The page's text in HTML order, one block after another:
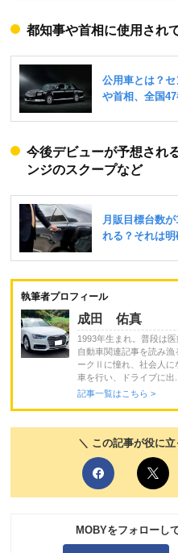
都知事や首相に使用され
今後デビューが予想され
ンジのスクープなど
執筆者プロフィール
成田 佑真
1993年生まれ。普段は
自動車関連記事を読み
ークⅡに憧れ、社会人に
車を行い、ドライブに出...
記事一覧はこちら >
＼ この記事が役に
MOBYをフォローし